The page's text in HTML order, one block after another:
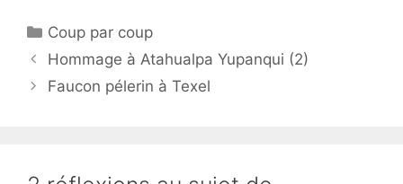
Catégories
Coup par coup
Hommage à Atahualpa Yupanqui (2)
Faucon pélerin à Texel